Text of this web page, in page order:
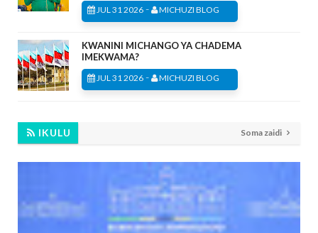
JUL 31 2026 - MICHUZI BLOG
KWANINI MICHANGO YA CHADEMA
IMEKWAMA?
JUL 31 2026 - MICHUZI BLOG
IKULU Soma zaidi